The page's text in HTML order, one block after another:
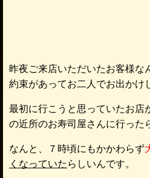
昨夜ご来店いただいたお客様な
約束があってお二人でお出かけ
最初に行こうと思っていたお店
の近所のお寿司屋さんに行った
なんと、７時頃にもかかわらず
くなっていた らしいんです。